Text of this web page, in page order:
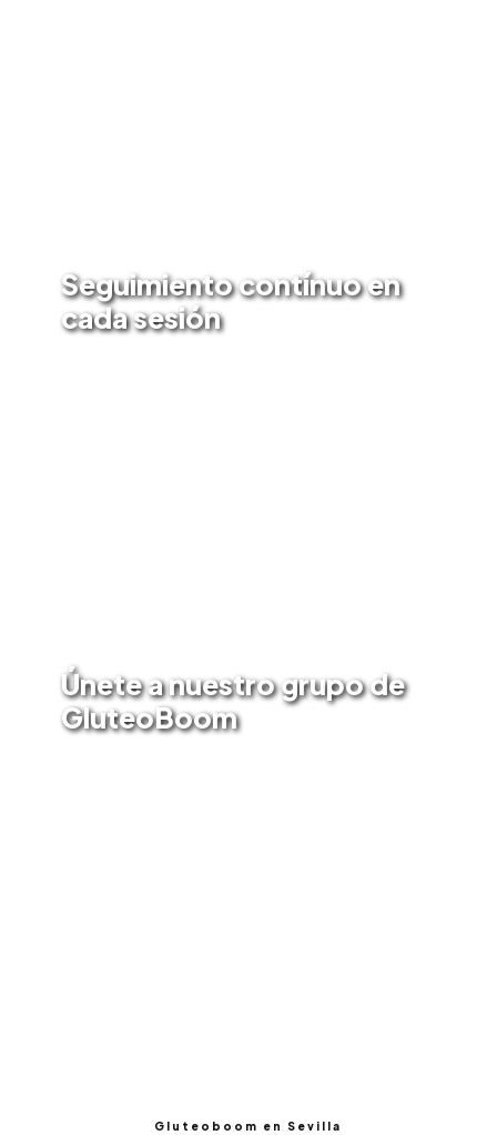
Seguimiento contínuo en
cada sesión
Únete a nuestro grupo de
GluteoBoom
Gluteoboom en Sevilla